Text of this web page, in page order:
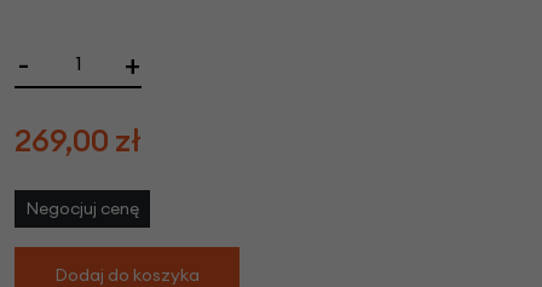
- +
269,00 zł
Negocjuj cenę
Dodaj do koszyka